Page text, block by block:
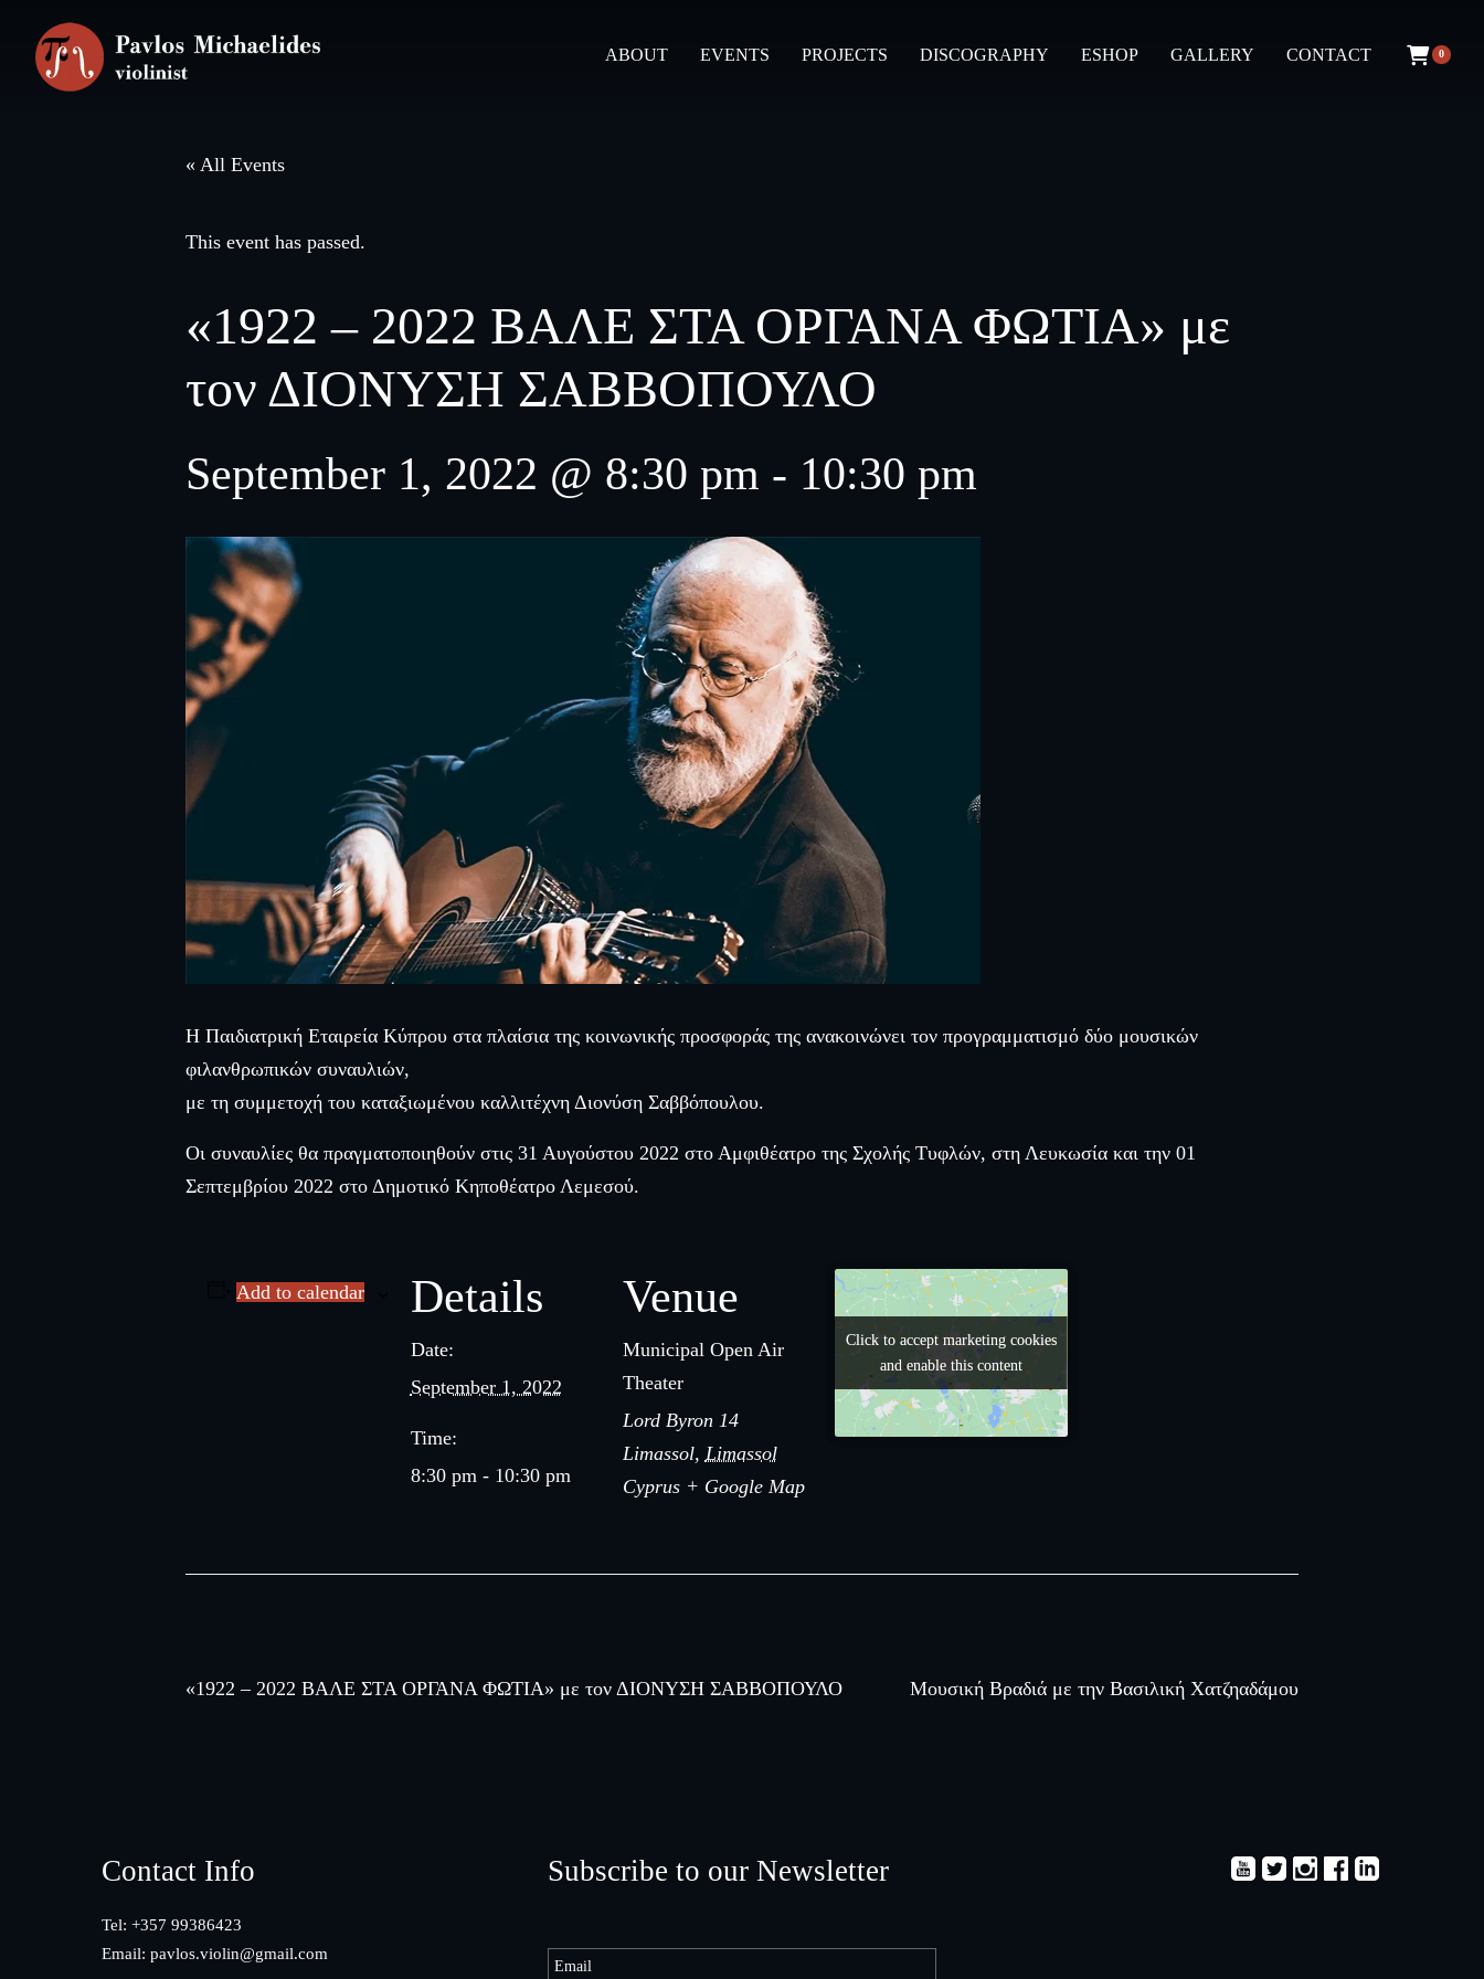
footer
ABOUT EVENTS PROJECTS DISCOGRAPHY ESHOP GALLERY CONTACT 0
« All Events
This event has passed.
«1922 – 2022 ΒΑΛΕ ΣΤΑ ΟΡΓΑΝΑ ΦΩΤΙΑ» με
τον ΔΙΟΝΥΣΗ ΣΑΒΒΟΠΟΥΛΟ
September 1, 2022 @ 8:30 pm - 10:30 pm
Η Παιδιατρική Εταιρεία Κύπρου στα πλαίσια της κοινωνικής προσφοράς της ανακοινώνει τον προγραμματισμό δύο μουσικών
φιλανθρωπικών συναυλιών,
με τη συμμετοχή του καταξιωμένου καλλιτέχνη Διονύση Σαββόπουλου.
Οι συναυλίες θα πραγματοποιηθούν στις 31 Αυγούστου 2022 στο Αμφιθέατρο της Σχολής Τυφλών, στη Λευκωσία και την 01
Σεπτεμβρίου 2022 στο Δημοτικό Κηποθέατρο Λεμεσού.
Add to calendar Details
Date:
September 1, 2022
Time:
8:30 pm - 10:30 pm
Venue
Municipal Open Air
Theater
Lord Byron 14
Limassol, Limassol
Cyprus + Google Map
Click to accept marketing cookies
and enable this content
Click to accept marketing cookies
and enable this content
«1922 – 2022 ΒΑΛΕ ΣΤΑ ΟΡΓΑΝΑ ΦΩΤΙΑ» με τον ΔΙΟΝΥΣΗ ΣΑΒΒΟΠΟΥΛΟ Μουσική Βραδιά με την Βασιλική Χατζηαδάμου
Contact Info
Tel: +357 99386423
Email: pavlos.violin@gmail.com
Subscribe to our Newsletter